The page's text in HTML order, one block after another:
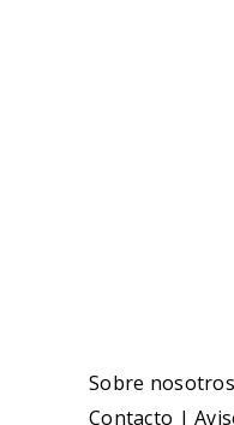
Sobre nosotros
Contacto |